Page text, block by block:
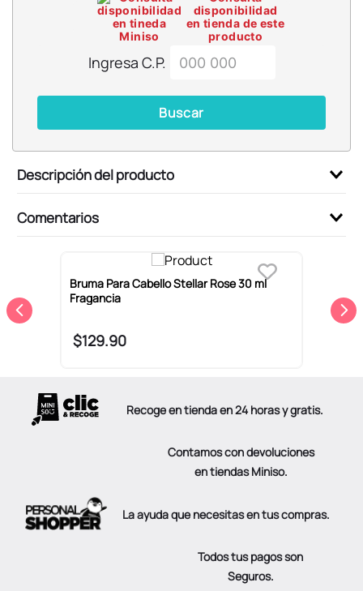
disponibilidad
en tienda de este
producto
Ingresa C.P.
Buscar
Descripción del producto
Comentarios
Bruma Para Cabello Stellar Rose 30 ml
Fragancia
$129.90
Recoge en tienda en 24 horas y gratis.
Contamos con devoluciones
en tiendas Miniso.
La ayuda que necesitas en tus compras.
Todos tus pagos son
Seguros.